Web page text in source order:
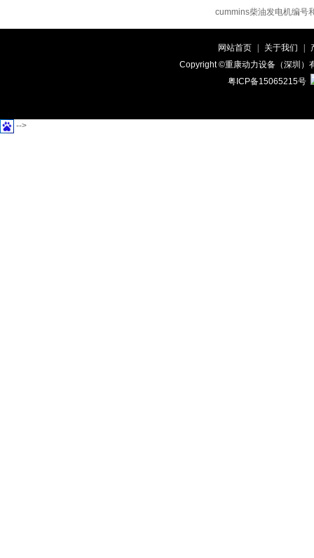
cummins柴油发电机编号
网站首页 关于我们
Copyright ©重康动力设备（深圳
粤ICP备15065215号
-->